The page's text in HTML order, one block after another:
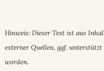
Hinweis: Dieser Text ist aus
externer Quellen, ggf.
worden.